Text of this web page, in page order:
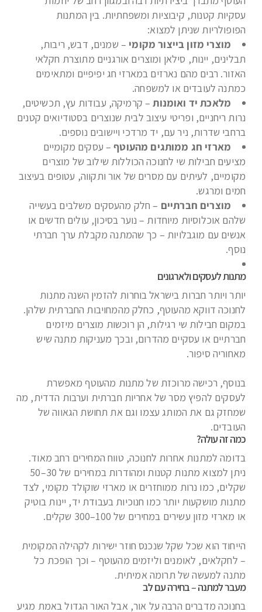
עסקיות קטנות, קיבוציות ומשפחתיות. בין המתנות
הפופולריות שניתן למצוא:
מוצרי מזון בייצור מקומי – שמנים, דבש, ריבות,
תבלינים, יינות, סילאן ומוצרים אורגניים מתוצרת חקלאי
האזור. רבים מהם נארזים במארזי חג יפיפיים ומתאימים
כמתנה לעובדים או למשפחה.
מלאכת יד ואומנות– קרמיקה, עבודות עץ, תכשיטים,
נרות ריחניים, ופריטי עיצוב לבית שנוצרים בסטודיואים קטנים
ברחבי שדרות, ניר עם, יד מרדכי ויישובים נוספים.
מארזי חג ממותגים מהעוטף– עסקים מקומיים
מציעים חבילות שי לחנוכה הכוללות שילוב של מוצרים
מקומיים, לעיתים עם מסרים של אור ותקווה, עטופים בעיצוב
חמים ומרגש.
מוצרים חברתיים – חלק מהעסקים משלבים בעשייה
שלהם אוכלוסיות מיוחדות – נוער בסיכון, עולים חדשים או
אנשים עם מוגבלויות – כך שהמתנה מקבלת ערך חברתי
נוסף.
מתנות לעסקים ולארגונים
יותר ויותר חברות בישראל בוחרות להזמין השנה מתנות
לחנוכה דווקא מהעוטף, כחלק מהמחויבות החברתית שלהן.
במקום חבילות שי רגילות, הן רוכשות מוצרים מיזמים
חברתיים או עסקיים מהדרום, ובכך מעניקות מתנה שיש
מאחוריה סיפור.
בנוסף, רכישה מרוכזת של מתנות מהעוטף מאפשרת
לעסקים להפיץ מסר של אחריות חברתית וערבות הדדית, מה
שמחזק גם את המותג עצמו וגם את תחושת הגאווה של
העובדים.
כמה זה עולה?
בדומה למתנות אחרות לחנוכה, טווח המחירים רחב מאוד.
ניתן למצוא מתנות קטנות ומהודרות במחירים של 30–50
שקלים, כמו נרות ממוחזרים או מארזי שוקולד מקומי, לצד
מתנות מושקעות יותר כמו חנוכיות בעבודת יד, יינות בוטיק
או מארזי מזון עשירים במחירים של 100–300 שקלים.
הייחוד הוא שכל שקל שנכנס חוזר ישירות לקהילה המקומית
– לחקלאים, לאומנים וליזמים מהעוטף – וכך הופכת כל
מתנה למעשה של תרומה אמיתית.
מעבר למתנה – בחירה עם לב
בחנוכה מדברים הרבה על אור, אבל האור הגדול באמת מגיע